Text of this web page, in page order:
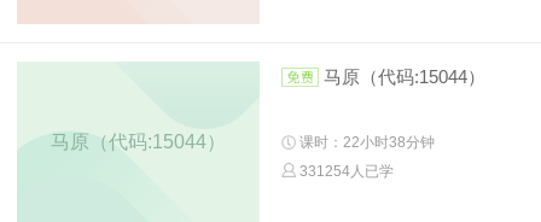
马原（代码:15044）
马原（代码:15044）
课时：22小时38分钟
331254人已学